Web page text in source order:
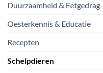
Duurzaamheid & Eetgedrag
Oesterkennis & Educatie
Recepten
Schelpdieren